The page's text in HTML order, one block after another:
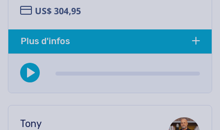
US$ 304,95
Plus d'infos
Tony